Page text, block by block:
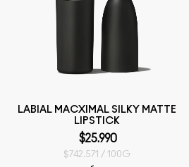
LABIAL MACXIMAL SILKY MATTE
LIPSTICK
$25.990
$742.571 / 100G